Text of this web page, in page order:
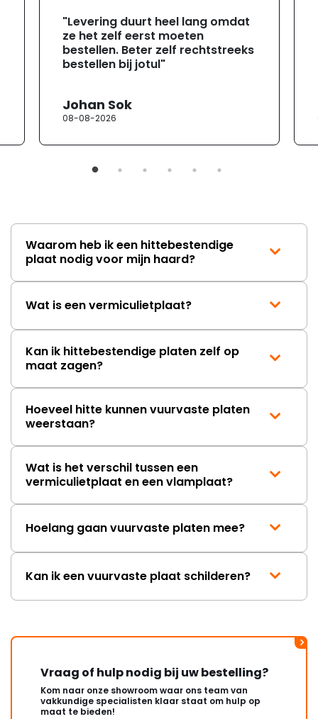
"Levering duurt heel lang omdat
ze het zelf eerst moeten
bestellen. Beter zelf rechtstreeks
bestellen bij jotul"
Johan Sok
08-08-2026
Waarom heb ik een hittebestendige
plaat nodig voor mijn haard?
Wat is een vermiculietplaat?
Kan ik hittebestendige platen zelf op
maat zagen?
Hoeveel hitte kunnen vuurvaste platen
weerstaan?
Wat is het verschil tussen een
vermiculietplaat en een vlamplaat?
Hoelang gaan vuurvaste platen mee?
Kan ik een vuurvaste plaat schilderen?
Vraag of hulp nodig bij uw bestelling?
Kom naar onze showroom waar ons team van
vakkundige specialisten klaar staat om hulp op
maat te bieden!